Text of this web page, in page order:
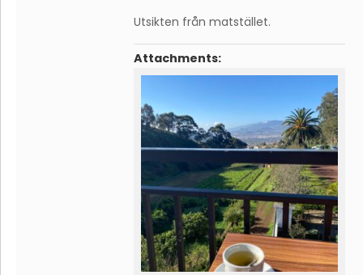
Utsikten från matstället.
Attachments: